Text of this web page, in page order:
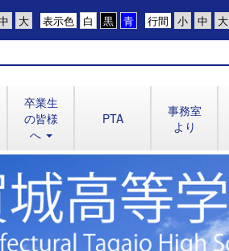
行間
表示色
卒業生
の皆様
へ
PTA
事務室
より